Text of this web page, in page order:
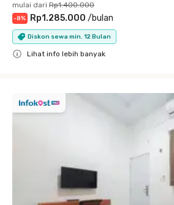
mulai dari Rp1.400.000
-8% Rp1.285.000 /bulan
Diskon sewa min. 12 Bulan
Lihat info lebih banyak